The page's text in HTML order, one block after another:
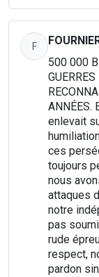
F
500 000
ANNÉES.
enlevait
ces
toujours
nous
attaques
notre
pas
rude
respect,
pardon